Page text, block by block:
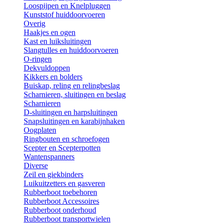
Loospijpen en Knelpluggen
Kunststof huiddoorvoeren
Overig
Haakjes en ogen
Kast en luiksluitingen
Slangtulles en huiddoorvoeren
O-ringen
Dekvuldoppen
Kikkers en bolders
Buiskap, reling en relingbeslag
Scharnieren, sluitingen en beslag
Scharnieren
D-sluitingen en harpsluitingen
Snapsluitingen en karabijnhaken
Oogplaten
Ringbouten en schroefogen
Scepter en Scepterpotten
Wantenspanners
Diverse
Zeil en giekbinders
Luikuitzetters en gasveren
Rubberboot toebehoren
Rubberboot Accessoires
Rubberboot onderhoud
Rubberboot transportwielen